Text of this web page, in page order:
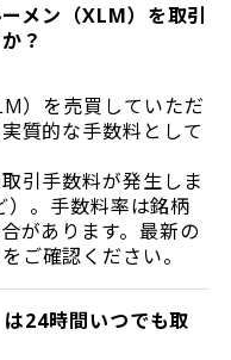
メン（XLM）を取引
？
）を売買していただ
質的な手数料として
引手数料が発生しま
。手数料率は銘柄
があります。最新の
ご確認ください。
24時間いつでも取